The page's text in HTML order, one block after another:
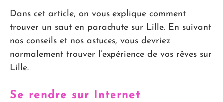
Dans cet article, on vous explique comment
trouver un saut en parachute sur Lille. En suivant
nos conseils et nos astuces, vous devriez
normalement trouver l’expérience de vos rêves sur
Lille.
Se rendre sur Internet